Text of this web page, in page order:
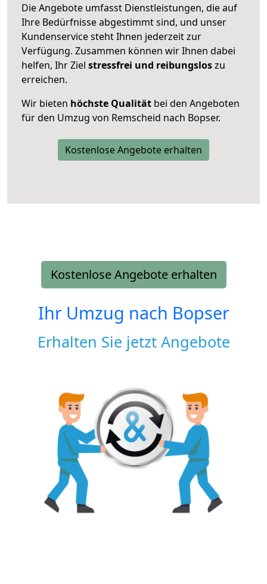
Die Angebote umfasst Dienstleistungen, die auf
Ihre Bedürfnisse abgestimmt sind, und unser
Kundenservice steht Ihnen jederzeit zur
Verfügung. Zusammen können wir Ihnen dabei
helfen, Ihr Ziel stressfrei und reibungsloszu
erreichen.
Wir bieten höchste Qualität bei den Angeboten
für den Umzug von Remscheid nach Bopser.
Kostenlose Angebote erhalten
Kostenlose Angebote erhalten
Ihr Umzug nach Bopser
Erhalten Sie jetzt Angebote